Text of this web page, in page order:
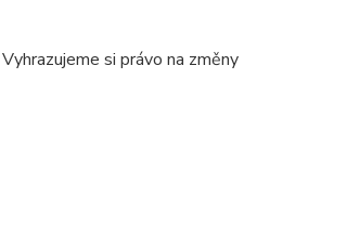
si právo na změny